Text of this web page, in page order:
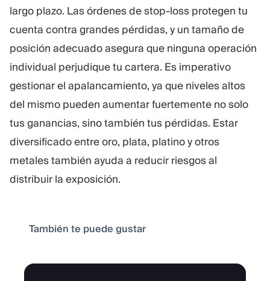
largo plazo. Las órdenes de stop-loss protegen tu
cuenta contra grandes pérdidas, y un tamaño de
posición adecuado asegura que ninguna operación
individual perjudique tu cartera. Es imperativo
gestionar el apalancamiento, ya que niveles altos
del mismo pueden aumentar fuertemente no solo
tus ganancias, sino también tus pérdidas. Estar
diversificado entre oro, plata, platino y otros
metales también ayuda a reducir riesgos al
distribuir la exposición.
También te puede gustar